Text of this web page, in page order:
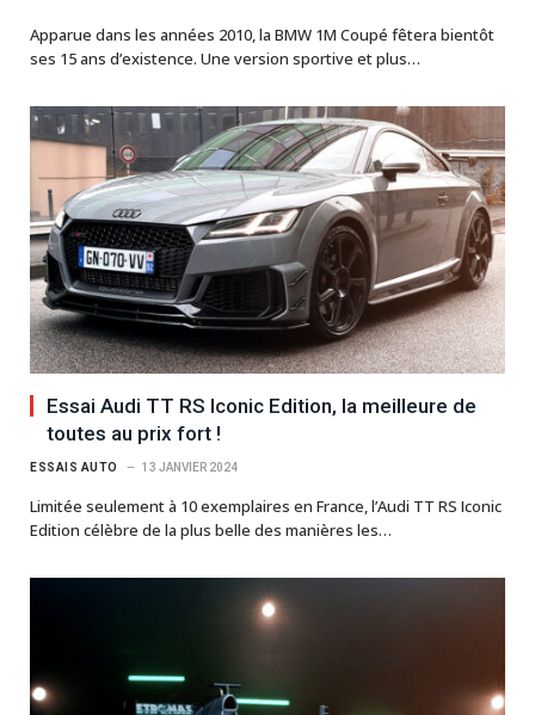
Apparue dans les années 2010, la BMW 1M Coupé fêtera bientôt
ses 15 ans d’existence. Une version sportive et plus…
Essai Audi TT RS Iconic Edition, la meilleure de
toutes au prix fort !
ESSAIS AUTO 13 JANVIER 2024
Limitée seulement à 10 exemplaires en France, l’Audi TT RS Iconic
Edition célèbre de la plus belle des manières les…